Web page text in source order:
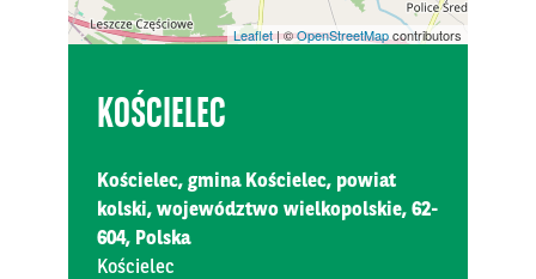
Leaflet| ©OpenStreetMapcontributors
KOŚCIELEC
Kościelec, gmina Kościelec, powiat
kolski, województwo wielkopolskie, 62-
604, Polska
Kościelec